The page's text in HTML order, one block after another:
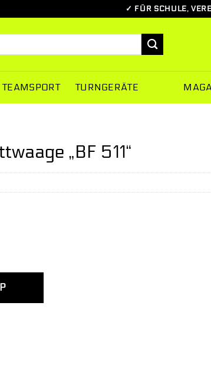
✓ FÜR SCHULE,
TEAMSPORT TURNGERÄTE
„BF 511“